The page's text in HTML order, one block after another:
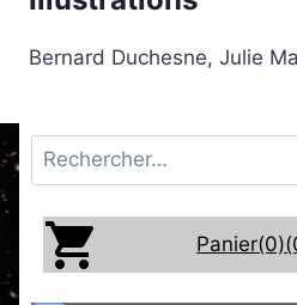
Bernard Duchesne, Julie
Rechercher :
Panier(0)